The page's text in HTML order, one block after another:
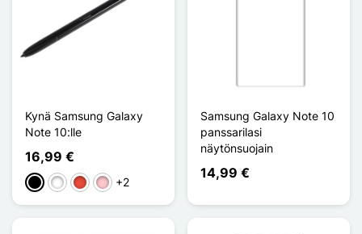
Kynä Samsung Galaxy
Note 10:lle
16,99 €
MustaValkoinen
Punainen
Pinkki
+2
Samsung Galaxy Note 10
panssarilasi
näytönsuojain
14,99 €